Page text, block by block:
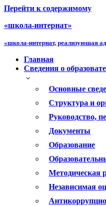
Перейти к содержимому
«школа-интернат»
«школа-интернат, реализующая
Главная
Сведения о
Основные
Структура и
Руководство,
Документы
Образование
Методическая
Независимая